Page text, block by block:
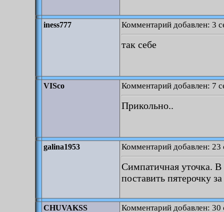
iness777 Комментарий добавлен: 3
так себе
VISco Комментарий добавлен: 7
Прикольно..
galina1953 Комментарий добавлен: 23
Симпатичная уточка.
поставить пятерочку
CHUVAKSS Комментарий добавлен: 30